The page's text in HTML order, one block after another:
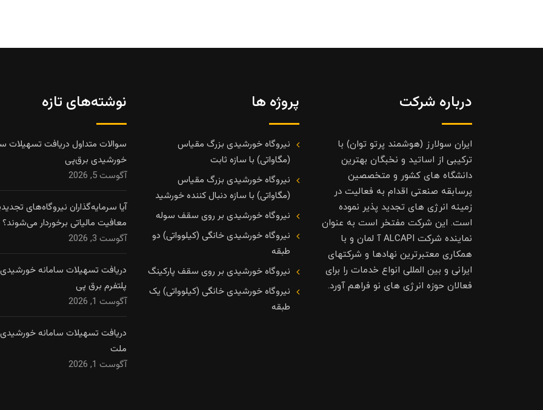
درباره شرکت
ایران سولارز (هوشمند پرتو توان) با
ترکیبی از اساتید و نخبگان بهترین
دانشگاه های کشور و متخصصین
پرسابقه صنعتی اقدام به فعالیت در
زمینه انرژی های تجدید پذیر نموده
است. این شرکت مفتخر است به عنوان
نماینده شرکت ALCAPI آ لمان و با
همکاری معتبرترین نهادها و شرکتهای
ایرانی و بین المللی انواع خدمات را برای
فعالان حوزه انرژی های نو فراهم آورد.
پروژه ها
نیروگاه خورشیدی بزرگ مقیاس
(مگاواتی) با سازه ثابت
نیروگاه خورشیدی بزرگ مقیاس
(مگاواتی) با سازه دنبال کننده خورشید
نیروگاه خورشیدی بر روی سقف سوله
نیروگاه خورشیدی خانگی (کیلوواتی) دو
طبقه
نیروگاه خورشیدی بر روی سقف پارکینگ
نیروگاه خورشیدی خانگی (کیلوواتی) یک
طبقه
نوشته‌های تازه
سوالات متداول دریافت تسهیلات
خورشیدی برق‌پی
آگوست 5, 2026
آیا سرمایه‌گذاران نیروگاه‌های
معافیت مالیاتی برخوردار می‌شوند؟
آگوست 3, 2026
دریافت تسهیلات سامانه خورشیدی
پلتفرم برق پی
آگوست 1, 2026
دریافت تسهیلات سامانه خورشیدی
ملت
آگوست 1, 2026